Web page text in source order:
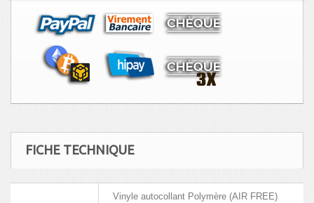
FICHE TECHNIQUE
Vinyle autocollant Polymère (AIR FREE)